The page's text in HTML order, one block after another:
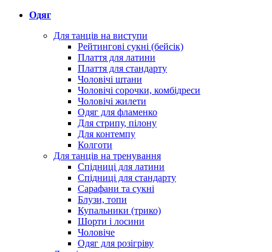
Одяг
Для танців на виступи
Рейтингові сукні (бейсік)
Плаття для латини
Плаття для стандарту
Чоловічі штани
Чоловічі сорочки, комбідреси
Чоловічі жилети
Одяг для фламенко
Для стрипу, пілону
Для контемпу
Колготи
Для танців на тренування
Спідниці для латини
Спідниці для стандарту
Сарафани та сукні
Блузи, топи
Купальники (трико)
Шорти і лосини
Чоловіче
Одяг для розігріву